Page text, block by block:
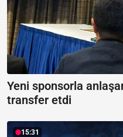
Yeni sponsorla
transfer etdi
15:31